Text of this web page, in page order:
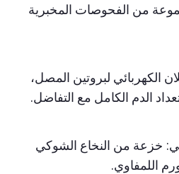
من الفحوصات المخبرية
لبروتين المصل،
الدم الكامل مع التفاضل.
من النخاع الشوكي